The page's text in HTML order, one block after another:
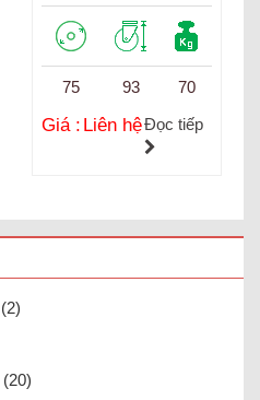
75 93 70
Giá : Liên hệĐọc tiếp
(2)
(20)